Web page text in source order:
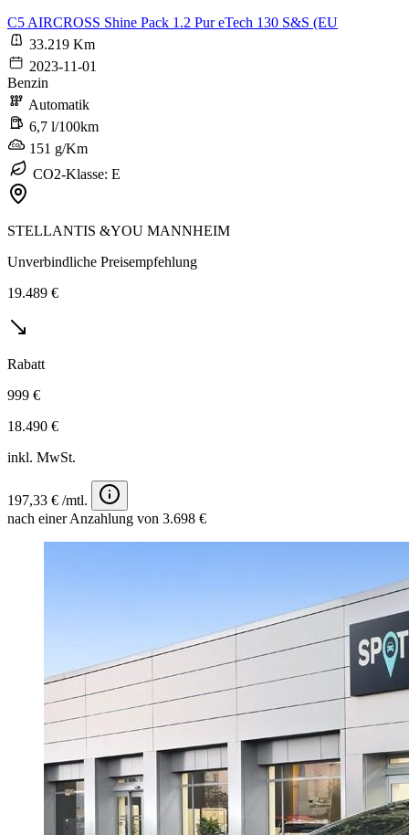
C5 AIRCROSS Shine Pack 1.2 Pur eTech 130 S&S (EU
33.219 Km
2023-11-01
Benzin
Automatik
6,7 l/100km
151 g/Km
CO2-Klasse: E
STELLANTIS &YOU MANNHEIM
Unverbindliche Preisempfehlung
19.489 €
Rabatt
999 €
18.490 €
inkl. MwSt.
197,33 € /mtl.
nach einer Anzahlung von 3.698 €